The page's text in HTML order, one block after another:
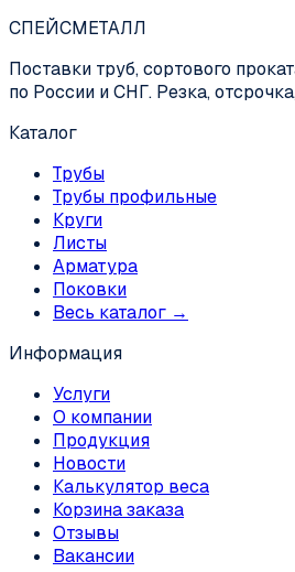
СПЕЙСМЕТАЛЛ
Поставки труб, сортового
по России и СНГ. Резка,
Каталог
Трубы
Трубы профильные
Круги
Листы
Арматура
Поковки
Весь каталог →
Информация
Услуги
О компании
Продукция
Новости
Калькулятор веса
Корзина заказа
Отзывы
Вакансии